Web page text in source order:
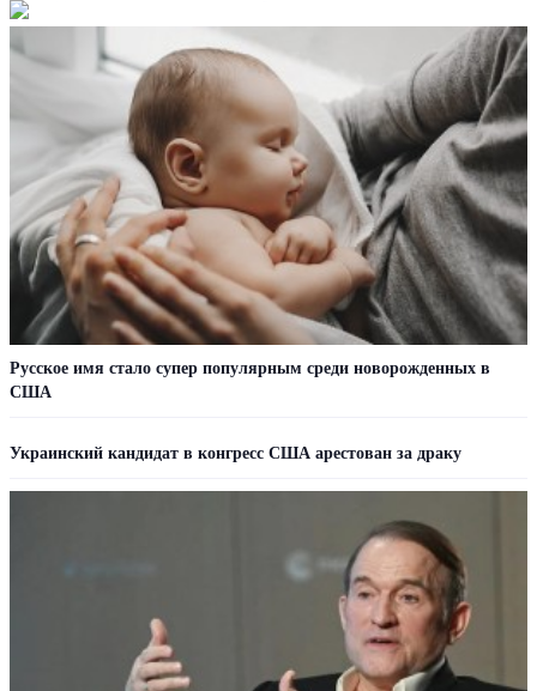
Русское имя стало супер популярным среди новорожденных в
США
Украинский кандидат в конгресс США арестован за драку